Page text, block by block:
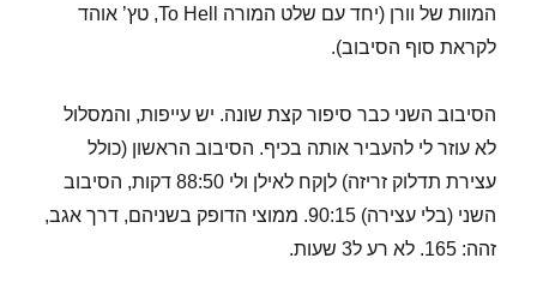
המוות של וורן (יחד עם שלט המורה To Hell, טץ’ אוהד
לקראת סוף הסיבוב).
הסיבוב השני כבר סיפור קצת שונה. יש עייפות, והמסלול
לא עוזר לי להעביר אותה בכיף. הסיבוב הראשון (כולל
עצירת תדלוק זריזה) לןקח לאילן ולי 88:50 דקות, הסיבוב
השני (בלי עצירה) 90:15. ממוצי הדופק בשניהם, דרך אגב,
זהה: 165. לא רע ל3 שעות.